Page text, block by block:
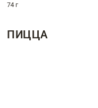
74 г
ПИЦЦА